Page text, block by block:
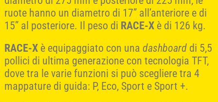
ruote hanno un diametro di 17” all’anteriore e di
15” al posteriore. Il peso di RACE-X è di 126 kg.
RACE-X è equipaggiato con unadashboard di 5,5
pollici di ultima generazione con tecnologia TFT,
dove tra le varie funzioni si può scegliere tra 4
mappature di guida: P, Eco, Sport e Sport +.